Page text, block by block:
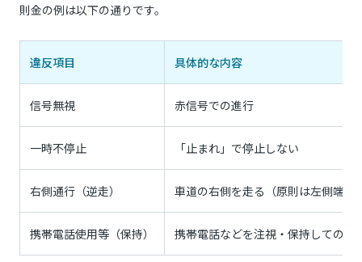
則金の例は以下の通りです。
違反項目 具体的な内容
信号無視 赤信号での進行
一時不停止 「止まれ」で停止しない
右側通行（逆走） 車道の右側を走る（原則は左側端）
携帯電話使用等（保持） 携帯電話などを注視・保持しての走